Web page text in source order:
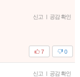
신고 | 공감 확인
0
7
신고 | 공감 확인